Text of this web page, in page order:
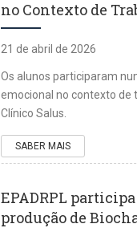
no Contexto de
21 de abril de 2026
Os alunos participaram
emocional no contexto de
Clínico Salus.
SABER MAIS
EPADRPL
produção de